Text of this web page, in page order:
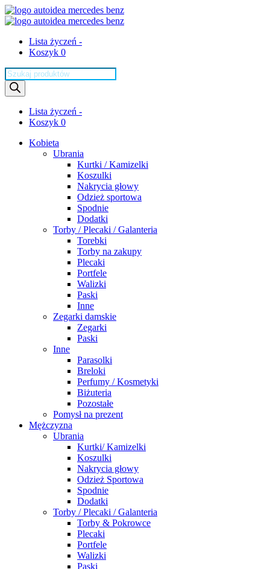
Lista życzeń -
Koszyk 0
Wyszukiwarka
produktów
Lista życzeń -
Koszyk 0
Kobieta
Ubrania
Kurtki / Kamizelki
Koszulki
Nakrycia głowy
Odzież sportowa
Spodnie
Dodatki
Torby / Plecaki / Galanteria
Torebki
Torby na zakupy
Plecaki
Portfele
Walizki
Paski
Inne
Zegarki damskie
Zegarki
Paski
Inne
Parasolki
Breloki
Perfumy / Kosmetyki
Biżuteria
Pozostałe
Pomysł na prezent
Mężczyzna
Ubrania
Kurtki/ Kamizelki
Koszulki
Nakrycia głowy
Odzież Sportowa
Spodnie
Dodatki
Torby / Plecaki / Galanteria
Torby & Pokrowce
Plecaki
Portfele
Walizki
Paski